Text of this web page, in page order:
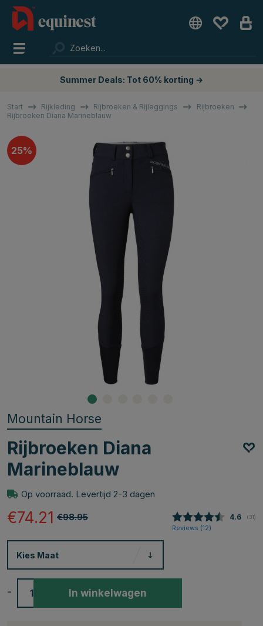
Summer Deals: Tot 60% korting →
Start Rijkleding Rijbroeken & Rijleggings
Rijbroeken
Rijbroeken Diana Marineblauw
25%
Mountain Horse
Rijbroeken Diana
Marineblauw
Op voorraad. Levertijd 2-3 dagen
€98.95
€74.21 4.6 (31)
Reviews (12)
Kies Maat
- In winkelwagen